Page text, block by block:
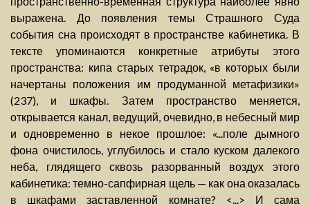
выражена. До появления темы Страшного Суда
события сна происходят в пространстве кабинетика. В
тексте упоминаются конкретные атрибуты этого
пространства: кипа старых тетрадок, «в которых были
начертаны положения им продуманной метафизики»
(237), и шкафы. Затем пространство меняется,
открывается канал, ведущий, очевидно, в небесный мир
и одновременно в некое прошлое: «...поле дымного
фона очистилось, углубилось и стало куском далекого
неба, глядящего сквозь разорванный воздух этого
кабинетика: темно-сапфирная щель — как она оказалась
в шкафами заставленной комнате? <...> И сама